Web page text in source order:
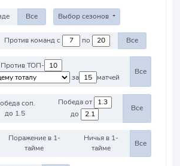
Все Выбор сезонов
Против команд с по Все
Против ТОП-
за
матчей
Все
соп.
до 1.5
Победа от
до
Все
Поражение в 1-
тайме
Ничья в 1-
тайме
Все